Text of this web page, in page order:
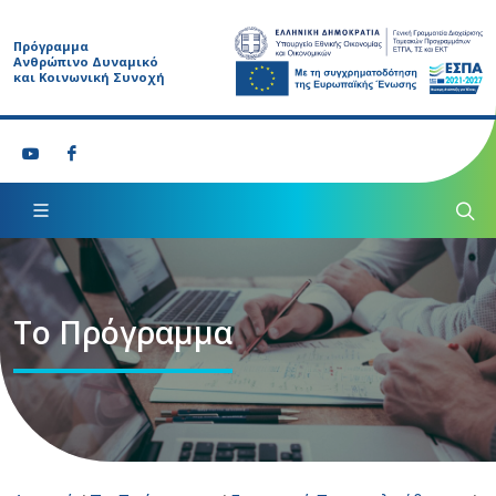
Πρόγραμμα
Ανθρώπινο Δυναμικό
και Κοινωνική Συνοχή
Το Πρόγραμμα